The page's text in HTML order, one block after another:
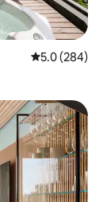
औसत रेटिंग 5 में
5.0 (284)